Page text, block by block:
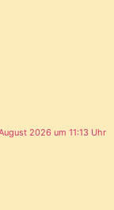
2026 um 11:13 Uhr